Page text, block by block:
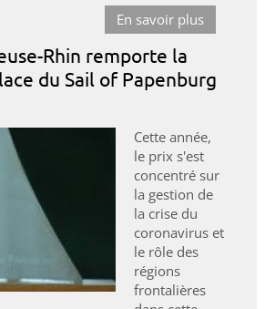
En savoir plus
Rhin remporte la
du Sail of Papenburg
Cette année,
le prix s'est
concentré sur
la gestion de
la crise du
coronavirus et
le rôle des
régions
frontalières